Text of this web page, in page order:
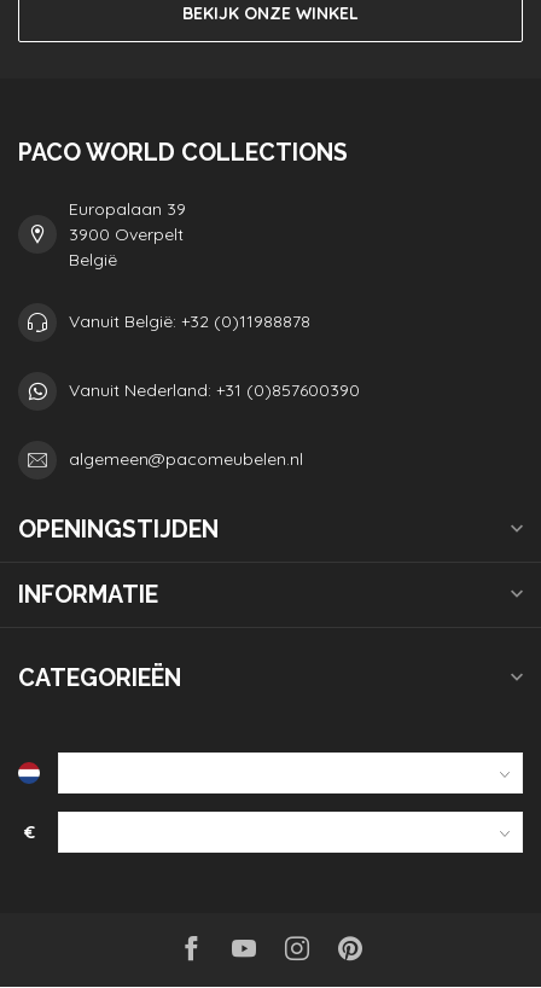
BEKIJK ONZE WINKEL
PACO WORLD COLLECTIONS
Europalaan 39
3900 Overpelt
België
Vanuit België: +32 (0)11988878
Vanuit Nederland: +31 (0)857600390
algemeen@pacomeubelen.nl
OPENINGSTIJDEN
INFORMATIE
CATEGORIEËN
€